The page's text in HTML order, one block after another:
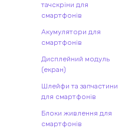
тачскріни для
смартфонів
Акумулятори для
смартфонів
Дисплейний модуль
(екран)
Шлейфи та запчастини
для смартфонів
Блоки живлення для
смартфонів